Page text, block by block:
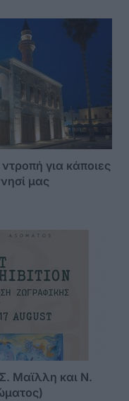
για κάποιες
μας
Μαϊλλη και Ν.